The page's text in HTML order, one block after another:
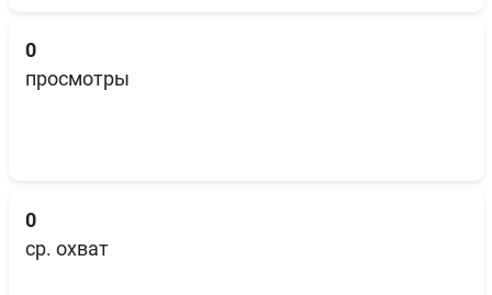
0
просмотры
0
ср. охват